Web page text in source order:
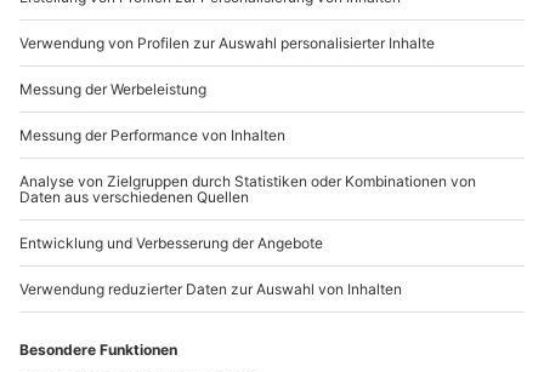
Deine ganz persönlicheHochzeitsdokumentation!
WICHTIGE INFORMATIONEN
Bei mehr als 3 Stunden An/Abfahrt für den
Fotografen muss der Kunde ggf. für das Hotel
aufkommen.
Artikelnummer:33057
Andere Produkte entdecken